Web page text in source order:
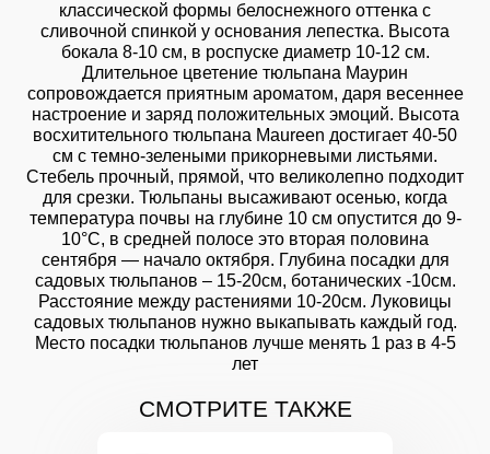
классической формы белоснежного оттенка с
сливочной спинкой у основания лепестка. Высота
бокала 8-10 см, в роспуске диаметр 10-12 см.
Длительное цветение тюльпана Маурин
сопровождается приятным ароматом, даря весеннее
настроение и заряд положительных эмоций. Высота
восхитительного тюльпана Maureen достигает 40-50
см с темно-зелеными прикорневыми листьями.
Стебель прочный, прямой, что великолепно подходит
для срезки. Тюльпаны высаживают осенью, когда
температура почвы на глубине 10 см опустится до 9-
10°С, в средней полосе это вторая половина
сентября — начало октября. Глубина посадки для
садовых тюльпанов – 15-20см, ботанических -10см.
Расстояние между растениями 10-20см. Луковицы
садовых тюльпанов нужно выкапывать каждый год.
Место посадки тюльпанов лучше менять 1 раз в 4-5
лет
СМОТРИТЕ ТАКЖЕ